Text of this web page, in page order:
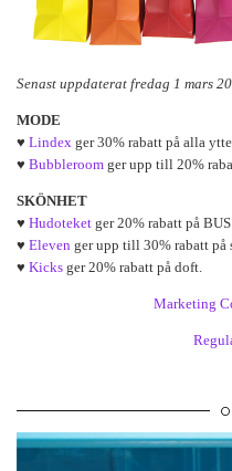
Senast uppdaterat fredag 1 mars
MODE
♥ Lindex ger 30% rabatt på alla
♥ Bubbleroom ger upp till 20%
SKÖNHET
♥ Hudoteket ger 20% rabatt på
♥ Eleven ger upp till 30% rabatt på
♥ Kicks ger 20% rabatt på doft.
Marketing